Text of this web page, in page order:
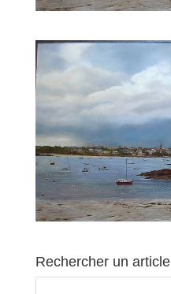
Rechercher un article